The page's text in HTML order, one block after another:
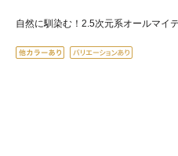
自然に馴染む！2.5次元系オールマイ